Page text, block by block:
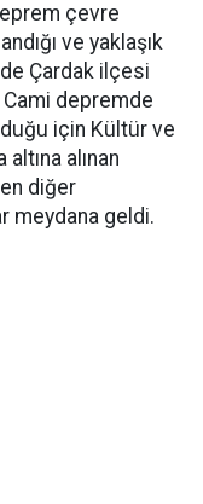
çevre
ve yaklaşık
Çardak ilçesi
Cami depremde
için Kültür ve
alınan
diğer
meydana geldi.